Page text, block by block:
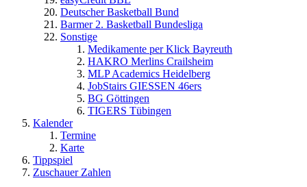
Deutscher Basketball Bund
Barmer 2. Basketball Bundesliga
Sonstige
Medikamente per Klick Bayreuth
HAKRO Merlins Crailsheim
MLP Academics Heidelberg
JobStairs GIESSEN 46ers
BG Göttingen
TIGERS Tübingen
Kalender
Termine
Karte
Tippspiel
Zuschauer Zahlen